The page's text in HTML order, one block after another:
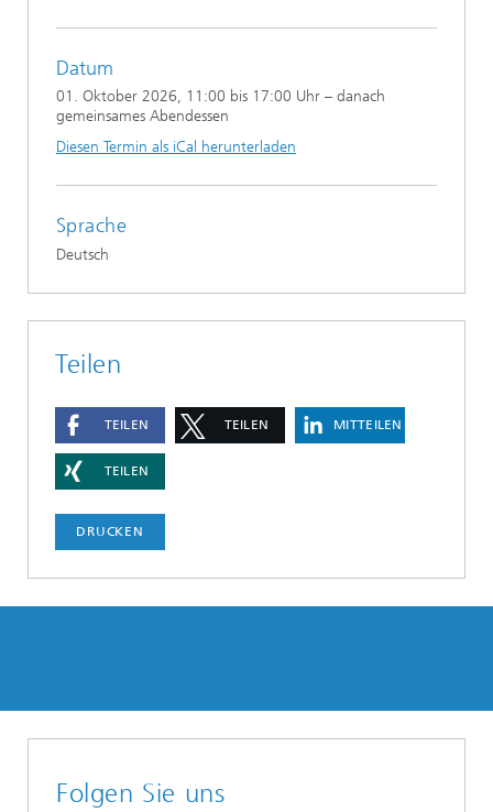
Datum
01. Oktober 2026, 11:00 bis 17:00 Uhr – danach
gemeinsames Abendessen
Diesen Termin als iCal herunterladen
Sprache
Deutsch
Teilen
TEILEN TEILEN MITTEILEN
TEILEN
DRUCKEN
Folgen Sie uns